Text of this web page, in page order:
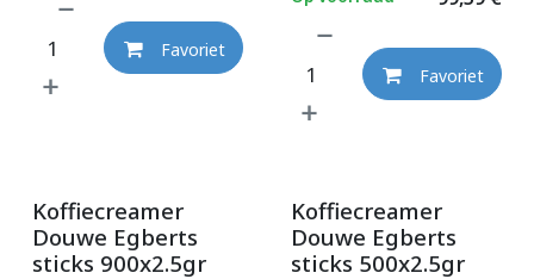
Favoriet
Favoriet
Koffiecreamer
Douwe Egberts
sticks 900x2.5gr
Koffiecreamer
Douwe Egberts
sticks 500x2.5gr